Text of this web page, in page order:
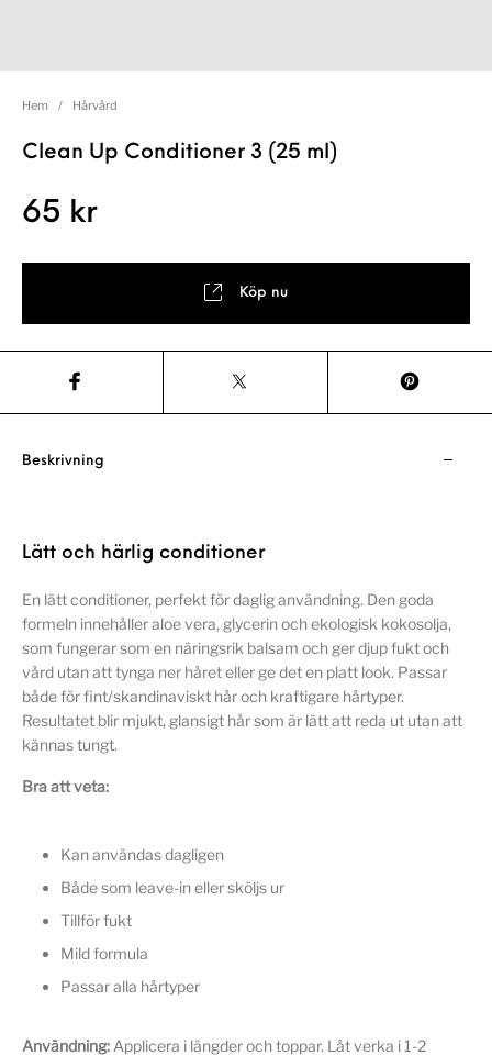
Hem / Hårvård
Clean Up Conditioner 3 (25 ml)
65 kr
Köp nu
Beskrivning
Lätt och härlig conditioner
En lätt conditioner, perfekt för daglig användning. Den goda
formeln innehåller aloe vera, glycerin och ekologisk kokosolja,
som fungerar som en näringsrik balsam och ger djup fukt och
vård utan att tynga ner håret eller ge det en platt look. Passar
både för fint/skandinaviskt hår och kraftigare hårtyper.
Resultatet blir mjukt, glansigt hår som är lätt att reda ut utan att
kännas tungt.
Bra att veta:
Kan användas dagligen
Både som leave-in eller sköljs ur
Tillför fukt
Mild formula
Passar alla hårtyper
Användning: Applicera i längder och toppar. Låt verka i 1-2